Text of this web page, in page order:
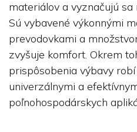
materiálov a vyznačujú
Sú vybavené výkonnými
prevodovkami a
zvyšuje komfort. Okrem
prispôsobenia výbavy
univerzálnymi a
poľnohospodárskych